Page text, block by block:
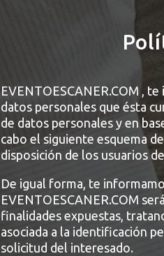
EVENTOESCANER.COM ,
datos personales que ésta
de datos personales y en
cabo el siguiente esquema
disposición de los usuarios
De igual forma, te
EVENTOESCANER.COM
finalidades expuestas,
asociada a la identificación
solicitud del interesado.